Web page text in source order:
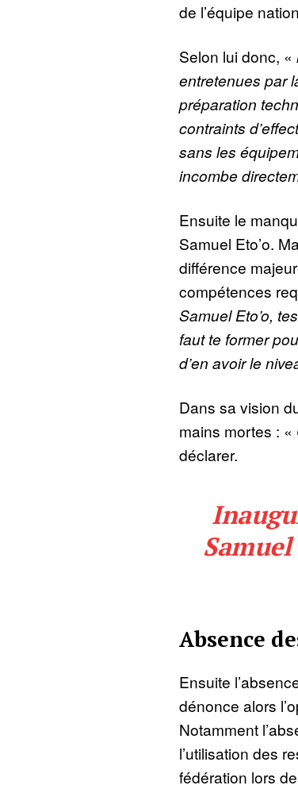
de l’équipe
Selon lui donc, «
entretenues par
préparation
contraints
sans les
incombe
Ensuite le
Samuel Eto’o.
différence
compétences
Samuel Eto’o,
faut te former
d’en avoir le
Dans sa vision
mains mortes : «
déclarer.
Absence
Ensuite
dénonce alors
Notamment
l’utilisation des
fédération lors